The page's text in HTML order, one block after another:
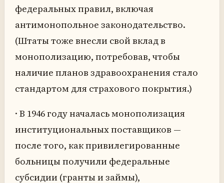
федеральных правил, включая
антимонопольное законодательство.
(Штаты тоже внесли свой вклад в
монополизацию, потребовав, чтобы
наличие планов здравоохранения стало
стандартом для страхового покрытия.)
· В 1946 году началась монополизация
институциональных поставщиков —
после того, как привилегированные
больницы получили федеральные
субсидии (гранты и займы),